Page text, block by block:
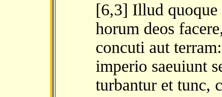
[6,3] Illud quoque
horum deos
concuti aut
imperio saeuiunt
turbantur et tunc,